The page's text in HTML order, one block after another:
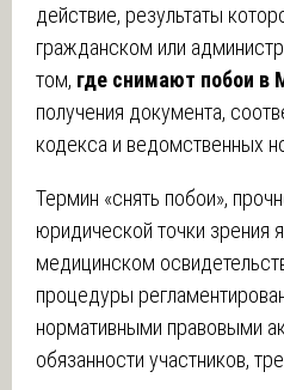
действие, результаты
гражданском или
том, где снимают побои в
получения документа,
кодекса и ведомственных
Термин «снять побои»,
юридической точки зрения
медицинском
процедуры
нормативными правовыми
обязанности участников,